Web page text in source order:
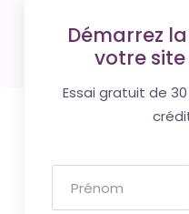
Démarrez
votre site
Essai gratuit de